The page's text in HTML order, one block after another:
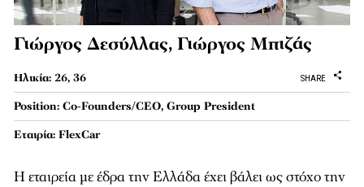
Γιώργος Δεσύλλας, Γιώργος Μπιζάς
SHARE
Ηλικία: 26, 36
Position: Co-Founders/CEO, Group President
Εταιρία: FlexCar
Η εταιρεία με έδρα την Ελλάδα έχει βάλει ως στόχο την